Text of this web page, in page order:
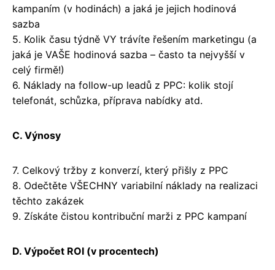
kampaním (v hodinách) a jaká je jejich hodinová
sazba
5. Kolik času týdně VY trávíte řešením marketingu (a
jaká je VAŠE hodinová sazba – často ta nejvyšší v
celý firmě!)
6. Náklady na follow-up leadů z PPC: kolik stojí
telefonát, schůzka, příprava nabídky atd.
C. Výnosy
7. Celkový tržby z konverzí, který přišly z PPC
8. Odečtěte VŠECHNY variabilní náklady na realizaci
těchto zakázek
9. Získáte čistou kontribuční marži z PPC kampaní
D. Výpočet ROI (v procentech)